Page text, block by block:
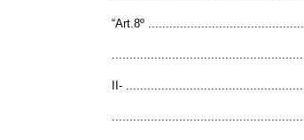
“Art.8º
II-